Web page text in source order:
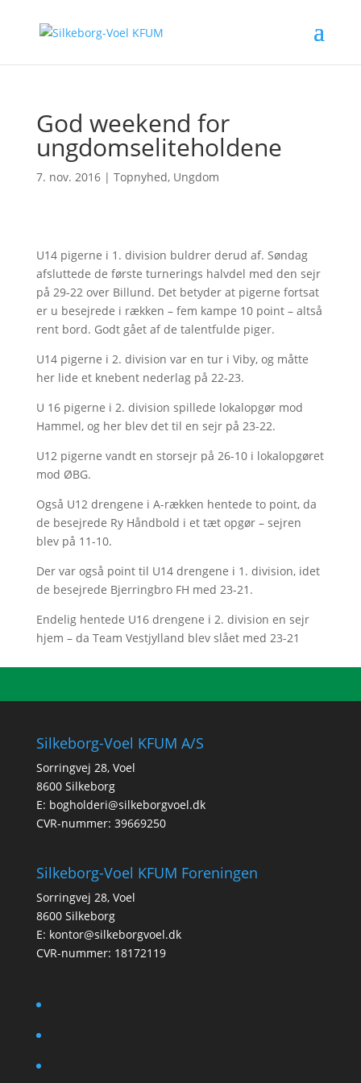
God weekend for
ungdomseliteholdene
7. nov. 2016| Topnyhed, Ungdom
U14 pigerne i 1. division buldrer derud af. Søndag
afsluttede de første turnerings halvdel med den sejr
på 29-22 over Billund. Det betyder at pigerne fortsat
er u besejrede i rækken – fem kampe 10 point – altså
rent bord. Godt gået af de talentfulde piger.
U14 pigerne i 2. division var en tur i Viby, og måtte
her lide et knebent nederlag på 22-23.
U 16 pigerne i 2. division spillede lokalopgør mod
Hammel, og her blev det til en sejr på 23-22.
U12 pigerne vandt en storsejr på 26-10 i lokalopgøret
mod ØBG.
Også U12 drengene i A-rækken hentede to point, da
de besejrede Ry Håndbold i et tæt opgør – sejren
blev på 11-10.
Der var også point til U14 drengene i 1. division, idet
de besejrede Bjerringbro FH med 23-21.
Endelig hentede U16 drengene i 2. division en sejr
hjem – da Team Vestjylland blev slået med 23-21
Silkeborg-Voel KFUM A/S
Sorringvej 28, Voel
8600 Silkeborg
E: bogholderi@silkeborgvoel.dk
CVR-nummer: 39669250
Silkeborg-Voel KFUM Foreningen
Sorringvej 28, Voel
8600 Silkeborg
E: kontor@silkeborgvoel.dk
CVR-nummer: 18172119